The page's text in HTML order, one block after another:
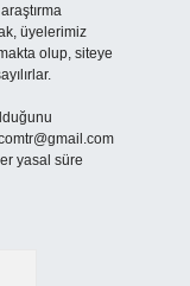
üyelerimiz
olup, siteye
yasal süre